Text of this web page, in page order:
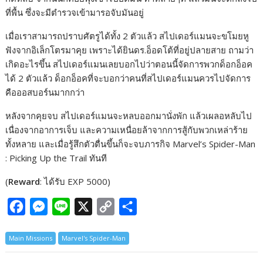
ที่พื้น ซึ่งจะมีตำรวจเข้ามารอจับมันอยู่
เมื่อเราสามารถปราบศัตรูได้ทั้ง 2 ตัวแล้ว สไปเดอร์แมนจะขโมยหู
ฟังจากอิเล็กโตรมาคุย เพราะได้ยินดร.อ็อดโต้ที่อยู่ปลายสาย ถามว่า
เกิดอะไรขึ้น สไปเดอร์แมนเลยบอกไปว่าตอนนี้จัดการพวกด็อกอ็อค
ได้ 2 ตัวแล้ว ด็อกอ็อคที่จะบอกว่าคนที่สไปเดอร์แมนควรไปจัดการ
คือออสบอร์นมากกว่า
หลังจากคุยจบ สไปเดอร์แมนจะหลบออกมานั่งพัก แล้วเผลอหลับไป
เนื่องจากอาการเจ็บ และความเหนื่อยล้าจากการสู้กับพวกเหล่าร้าย
ทั้งหลาย และเมื่อรู้สึกตัวตื่นขึ้นก็จะจบภารกิจ Marvel’s Spider-Man
: Picking Up the Trail ทันที
(Reward: ได้รับ EXP 5000)
c
M
s
n
p
Main Missions Marvel's Spider-Man